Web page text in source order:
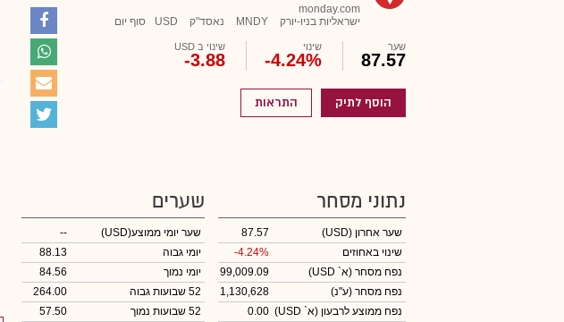
monday.com
ישראליות בניו-יורק
MNDY נאסד"ק USD סוף יום
שער
87.57
שינוי
-4.24%
שינוי ב USD
-3.88
הוסף לתיק התראות
נתוני מסחר
שער אחרון (USD)
87.57
שינוי באחוזים
-4.24%
נפח מסחר (א` USD)
99,009.09
נפח מסחר (ע"נ)
1,130,628
נפח ממוצע לרבעון (א` USD)
0.00
שערים
שער יומי ממוצע(USD)
--
יומי גבוה
88.13
יומי נמוך
84.56
52 שבועות גבוה
264.00
52 שבועות נמוך
57.50